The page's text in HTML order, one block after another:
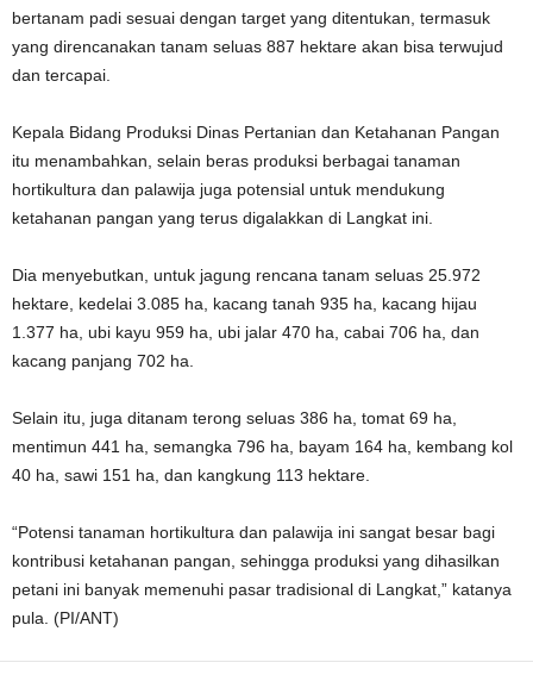
bertanam padi sesuai dengan target yang ditentukan, termasuk
yang direncanakan tanam seluas 887 hektare akan bisa terwujud
dan tercapai.
Kepala Bidang Produksi Dinas Pertanian dan Ketahanan Pangan
itu menambahkan, selain beras produksi berbagai tanaman
hortikultura dan palawija juga potensial untuk mendukung
ketahanan pangan yang terus digalakkan di Langkat ini.
Dia menyebutkan, untuk jagung rencana tanam seluas 25.972
hektare, kedelai 3.085 ha, kacang tanah 935 ha, kacang hijau
1.377 ha, ubi kayu 959 ha, ubi jalar 470 ha, cabai 706 ha, dan
kacang panjang 702 ha.
Selain itu, juga ditanam terong seluas 386 ha, tomat 69 ha,
mentimun 441 ha, semangka 796 ha, bayam 164 ha, kembang kol
40 ha, sawi 151 ha, dan kangkung 113 hektare.
“Potensi tanaman hortikultura dan palawija ini sangat besar bagi
kontribusi ketahanan pangan, sehingga produksi yang dihasilkan
petani ini banyak memenuhi pasar tradisional di Langkat,” katanya
pula. (PI/ANT)